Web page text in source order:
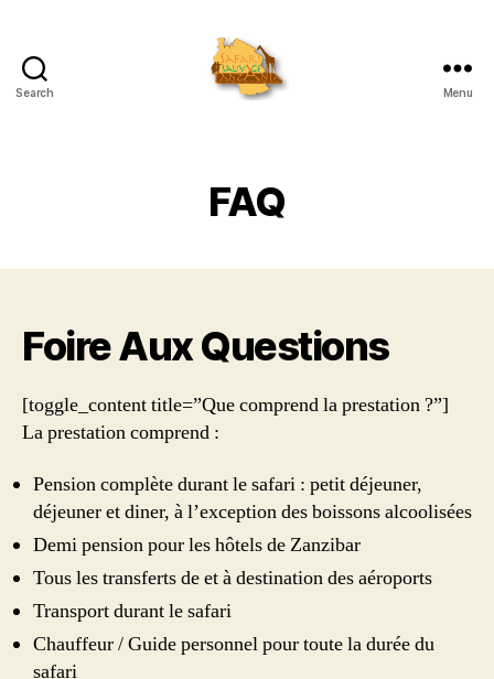
Search Menu
FAQ
Foire Aux Questions
[toggle_content title=”Que comprend la prestation ?”]
La prestation comprend :
Pension complète durant le safari : petit déjeuner,
déjeuner et diner, à l’exception des boissons alcoolisées
Demi pension pour les hôtels de Zanzibar
Tous les transferts de et à destination des aéroports
Transport durant le safari
Chauffeur / Guide personnel pour toute la durée du
safari